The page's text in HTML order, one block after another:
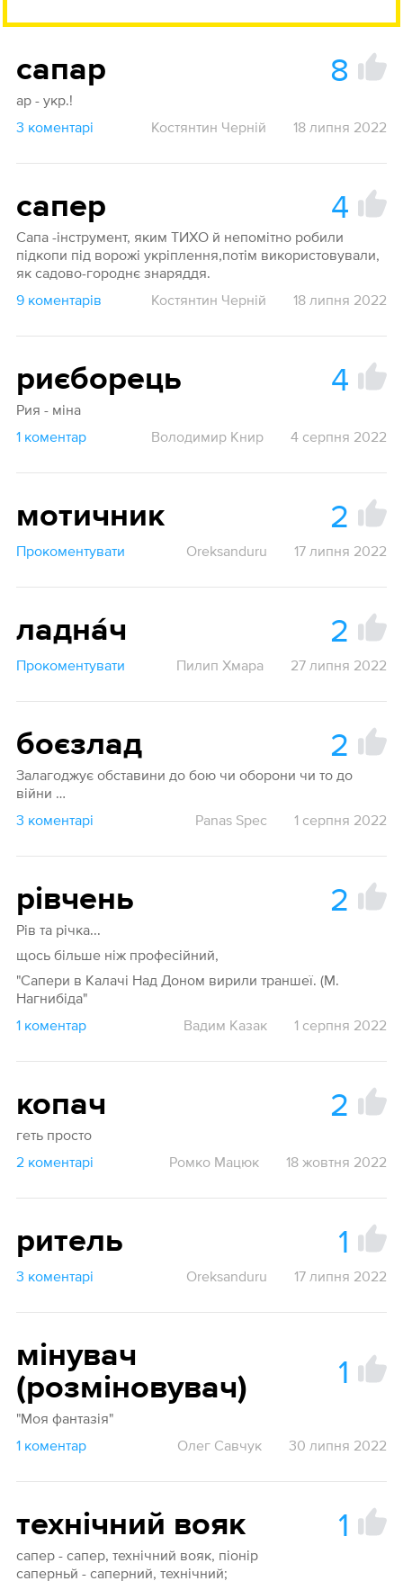
сапар 8
ар - укр.!
3 коментарі
Костянтин Черній 18 липня 2022
сапер 4
Сапа -інструмент, яким ТИХО й непомітно робили
підкопи під ворожі укріплення,потім використовували,
як садово-городнє знаряддя.
9 коментарів
Костянтин Черній 18 липня 2022
риєборець 4
Рия - міна
1 коментар
Володимир Книр 4 серпня 2022
мотичник 2
Прокоментувати Oreksanduru 17 липня 2022
ладна́ч 2
Прокоментувати Пилип Хмара 27 липня 2022
боєзлад 2
Залагоджує обставини до бою чи оборони чи то до
війни …
3 коментарі
Panas Spec 1 серпня 2022
рівчень 2
Рів та річка...
щось більше ніж професійний,
"Сапери в Калачі Над Доном вирили траншеї. (М.
Нагнибіда"
1 коментар
Вадим Казак 1 серпня 2022
копач 2
геть просто
2 коментарі
Ромко Мацюк 18 жовтня 2022
ритель 1
3 коментарі Oreksanduru 17 липня 2022
мінувач
(розміновувач)
1
"Моя фантазія"
1 коментар
Олег Савчук 30 липня 2022
технічний вояк 1
сапер - сапер, технічний вояк, піонір
саперньй - саперний, технічний;